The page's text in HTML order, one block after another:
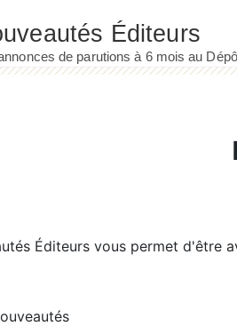
Éditeurs vous permet d'être